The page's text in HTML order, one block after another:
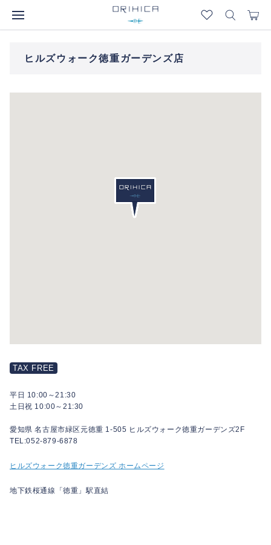
ヒルズウォーク徳重ガーデンズ店
TAX FREE
平日 10:00～21:30
土日祝 10:00～21:30
愛知県 名古屋市緑区元徳重 1-505 ヒルズウォーク徳重ガーデンズ2F
TEL:052-879-6878
ヒルズウォーク徳重ガーデンズ ホームページ
地下鉄桜通線「徳重」駅直結